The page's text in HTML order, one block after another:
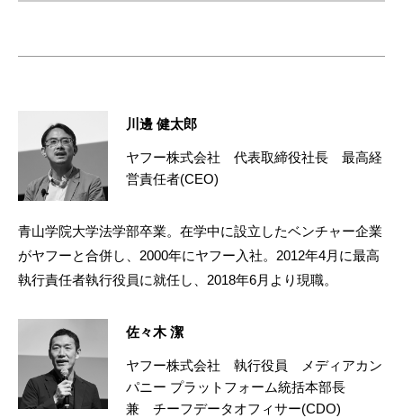
川邊 健太郎
ヤフー株式会社 代表取締役社長 最高経
営責任者(CEO)
青山学院大学法学部卒業。在学中に設立したベンチャー企業
がヤフーと合併し、2000年にヤフー入社。2012年4月に最高
執行責任者執行役員に就任し、2018年6月より現職。
佐々木 潔
ヤフー株式会社 執行役員 メディアカン
パニー プラットフォーム統括本部長
兼 チーフデータオフィサー(CDO)